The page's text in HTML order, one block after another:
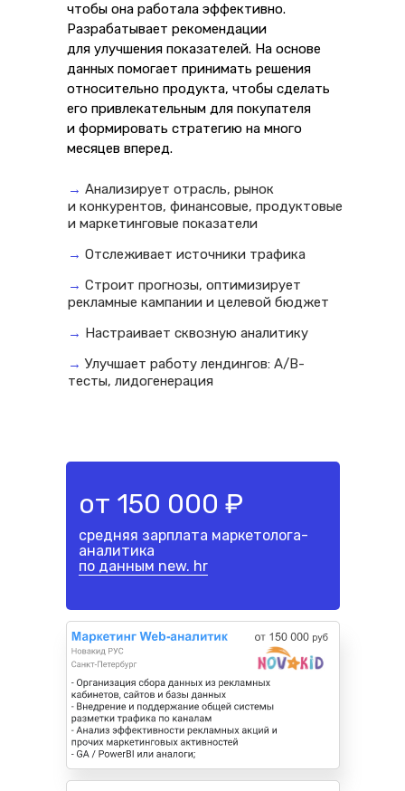
чтобы она работала эффективно.
Разрабатывает рекомендации
для улучшения показателей. На основе
данных помогает принимать решения
относительно продукта, чтобы сделать
его привлекательным для покупателя
и формировать стратегию на много
месяцев вперед.
→ Анализирует отрасль, рынок
и конкурентов, финансовые, продуктовые
и маркетинговые показатели
→ Отслеживает источники трафика
→ Строит прогнозы, оптимизирует
рекламные кампании и целевой бюджет
→ Настраивает сквозную аналитику
→ Улучшает работу лендингов: А/В-
тесты, лидогенерация
от 150 000 ₽
средняя зарплата маркетолога-
аналитика
по данным new. hr